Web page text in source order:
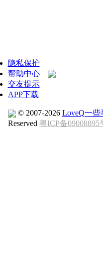
隐私保护
帮助中心
交友提示
APP下载
© 2007-2026 LoveQ一
Reserved 粤ICP备09008895